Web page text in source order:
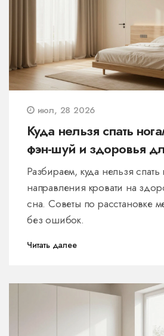
июл, 28 2026
Куда нельзя спать
фэн-шуй и здоровья
Разбираем, куда нельзя
направления кровати на
сна. Советы по расстановке
без ошибок.
Читать далее